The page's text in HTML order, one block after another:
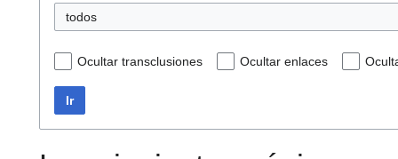
todos
Ocultar transclusiones Ocultar enlaces
Ir